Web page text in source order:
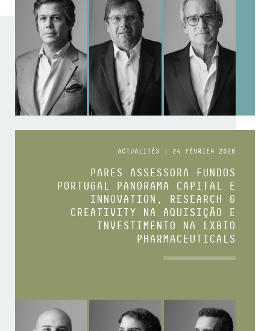
ACTUALITÉS | 24 FÉVRIER 2026
PARES ASSESSORA FUNDOS
PORTUGAL PANORAMA CAPITAL E
INNOVATION, RESEARCH &
CREATIVITY NA AQUISIÇÃO E
INVESTIMENTO NA LXBIO
PHARMACEUTICALS